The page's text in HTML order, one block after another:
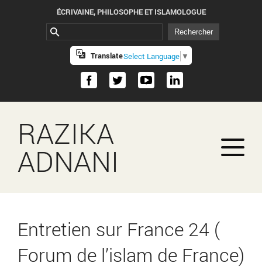
ÉCRIVAINE, PHILOSOPHE ET ISLAMOLOGUE
TranslateSelect Language ▼
RAZIKA
ADNANI
Entretien sur France 24 (
Forum de l’islam de France)